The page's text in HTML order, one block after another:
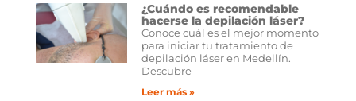
¿Cuándo es recomendable
hacerse la depilación láser?
Conoce cuál es el mejor momento
para iniciar tu tratamiento de
depilación láser en Medellín.
Descubre
Leer más »